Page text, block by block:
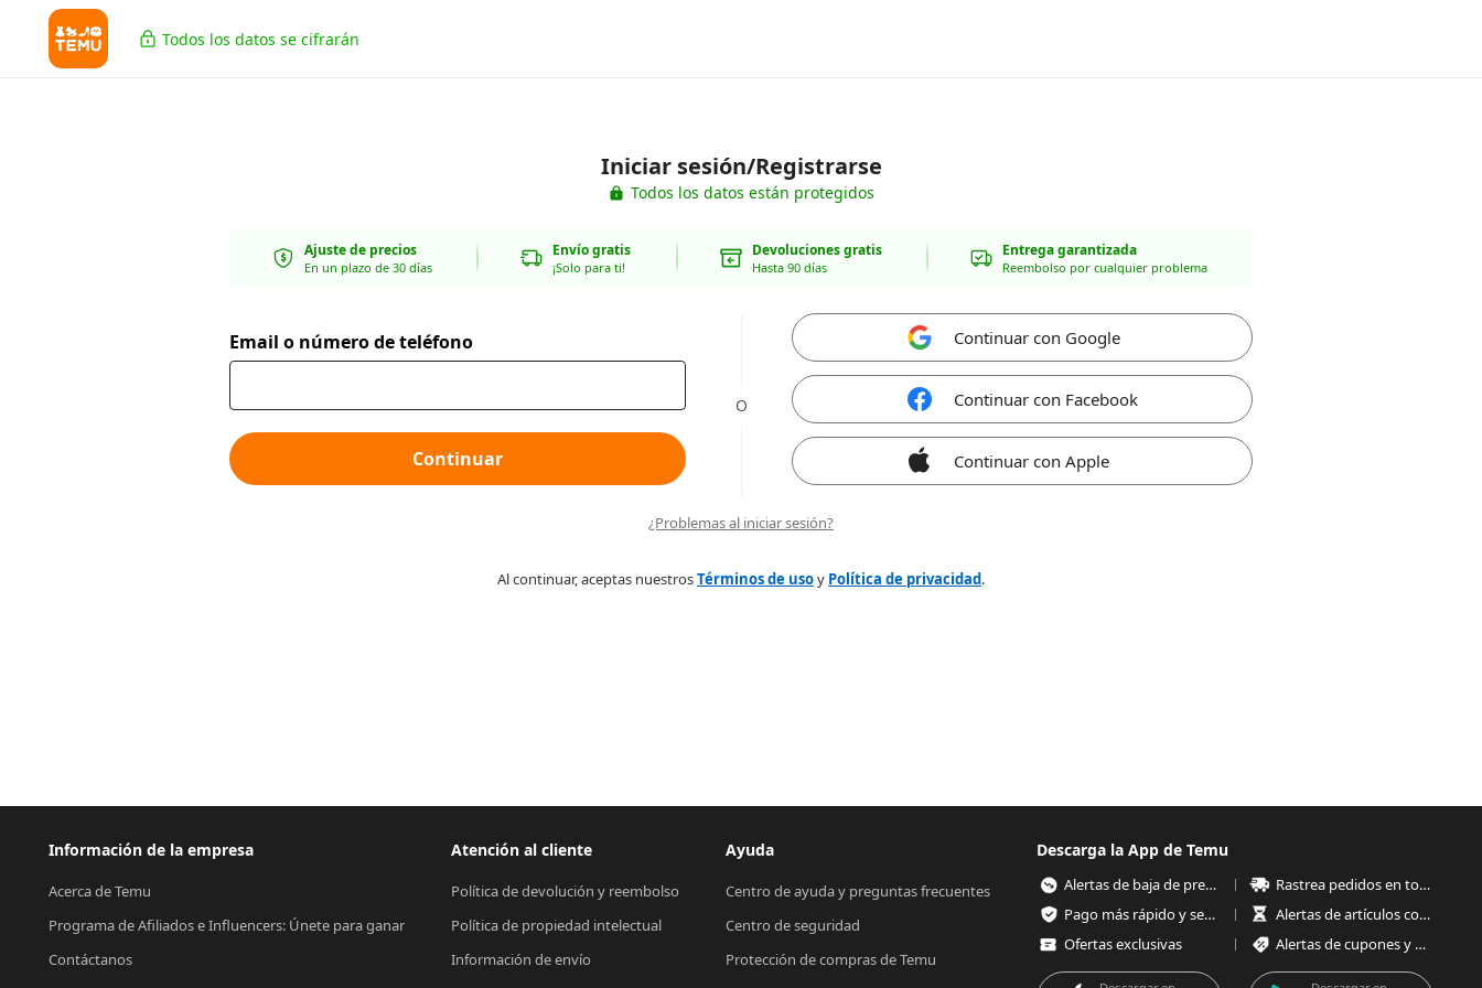
Todos los datos se cifrarán
Iniciar sesión/Registrarse
Todos los datos están protegidos
Ajuste de precios
En un plazo de 30 días
Envío gratis
¡Solo para ti!
Devoluciones gratis
Hasta 90 días
Entrega garantizada
Reembolso por cualquier problema
Email o número de teléfono
Continuar
O
Continuar con Google
Continuar con Facebook
Continuar con Apple
¿Problemas al iniciar sesión?
Al continuar, aceptas nuestrosTérminos de usoy Política de privacidad.
Información de la empresa
Acerca de Temu
Programa de Afiliados e Influencers: Únete para ganar
Contáctanos
Atención al cliente
Política de devolución y reembolso
Política de propiedad intelectual
Información de envío
Ayuda
Centro de ayuda y preguntas frecuentes
Centro de seguridad
Protección de compras de Temu
Descarga la App de Temu
Alertas de baja de precios
Rastrea pedidos en todo momento
Pago más rápido y seguro
Alertas de artículos con poco stock
Ofertas exclusivas
Alertas de cupones y ofertas